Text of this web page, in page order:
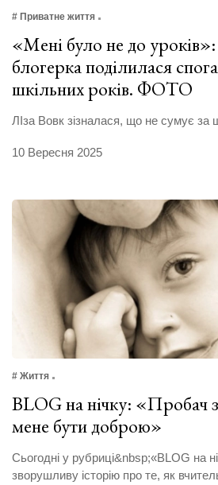
# Приватне життя
«Мені було не до
блогерка поділилася
шкільних років. ФОТО
ЛІза Вовк зізналася, що не сумує за
10 Вересня 2025
# Життя
BLOG на нічку: «Пробач
мене бути доброю»
Сьогодні у рубриці&nbsp;«BLOG на
зворушливу історію про те, як